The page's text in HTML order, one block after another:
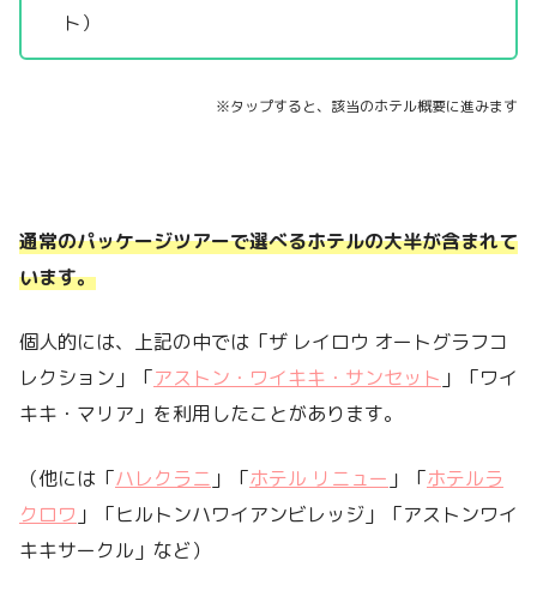
ト）
※タップすると、該当のホテル概要に進みます
通常のパッケージツアーで選べるホテルの大半が含まれて
います。
個人的には、上記の中では「ザ レイロウ オートグラフコ
レクション」「アストン・ワイキキ・サンセット 」「ワイ
キキ・マリア」を利用したことがあります。
（他には「ハレクラニ 」「ホテル リニュー 」「ホテルラ
クロワ 」「ヒルトンハワイアンビレッジ」「アストンワイ
キキサークル」など）